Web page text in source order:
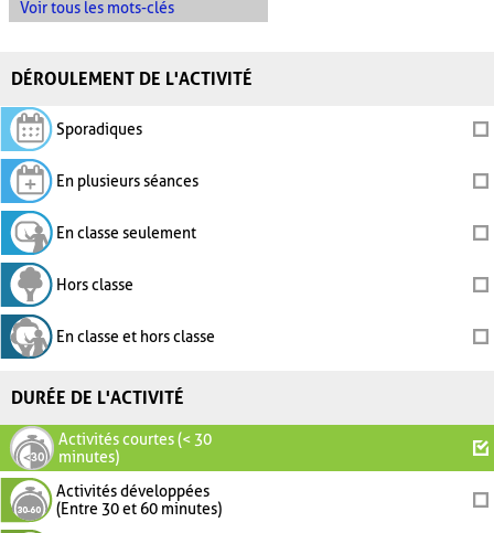
Voir tous les mots-clés
DÉROULEMENT DE L'ACTIVITÉ
Sporadiques
En plusieurs séances
En classe seulement
Hors classe
En classe et hors classe
DURÉE DE L'ACTIVITÉ
Activités courtes (< 30
minutes)
Activités développées
(Entre 30 et 60 minutes)